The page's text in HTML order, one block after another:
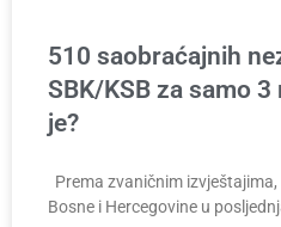
510 saobraćajnih
SBK/KSB za samo
je?
Prema zvaničnim
Bosne i Hercegovine u